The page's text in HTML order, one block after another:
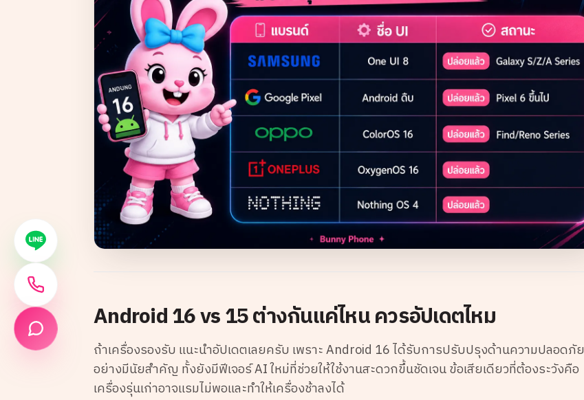
Android 16 vs 15 ต่างกันแค่ไหน ควรอัปเดตไหม
ถ้าเครื่องรองรับ แนะนำอัปเดตเลยครับ เพราะ Android 16 ได้รับการปรับปรุงด้านความปลอดภัย
อย่างมีนัยสำคัญ ทั้งยังมีฟีเจอร์ AI ใหม่ที่ช่วยให้ใช้งานสะดวกขึ้นชัดเจน ข้อเสียเดียวที่ต้องระวังคือ
เครื่องรุ่นเก่าอาจแรมไม่พอและทำให้เครื่องช้าลงได้